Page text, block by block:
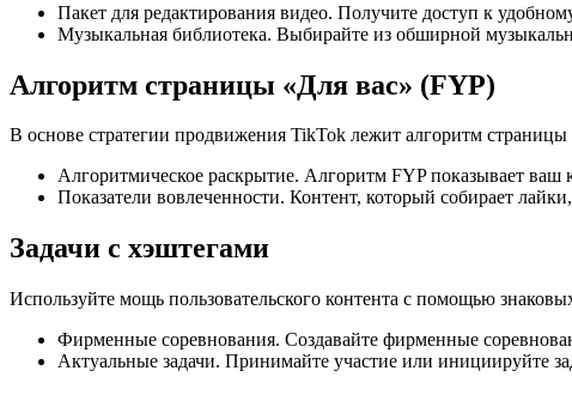
Пакет для редактирования видео. Получите доступ к
Музыкальная библиотека. Выбирайте из обширной
Алгоритм страницы «Для вас» (FYP)
В основе стратегии продвижения TikTok лежит алгоритм страницы
Алгоритмическое раскрытие. Алгоритм FYP показывает ваш
Показатели вовлеченности. Контент, который собирает
Задачи с хэштегами
Используйте мощь пользовательского контента с помощью
Фирменные соревнования. Создавайте фирменные
Актуальные задачи. Принимайте участие или инициируйте